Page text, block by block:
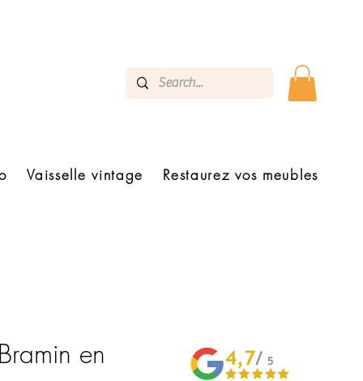
Vaisselle vintage Restaurez vos meubles
en